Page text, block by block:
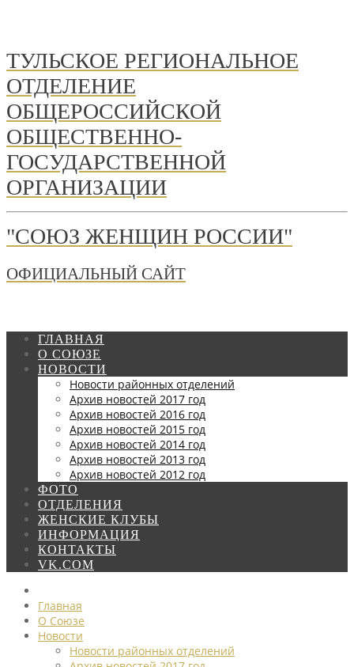
ТУЛЬСКОЕ РЕГИОНАЛЬНОЕ
ОТДЕЛЕНИЕ
ОБЩЕРОССИЙСКОЙ
ОБЩЕСТВЕННО-
ГОСУДАРСТВЕННОЙ
ОРГАНИЗАЦИИ
"СОЮЗ ЖЕНЩИН РОССИИ"
ОФИЦИАЛЬНЫЙ САЙТ
ГЛАВНАЯ
О СОЮЗЕ
НОВОСТИ
Новости районных отделений
Архив новостей 2017 год
Архив новостей 2016 год
Архив новостей 2015 год
Архив новостей 2014 год
Архив новостей 2013 год
Архив новостей 2012 год
ФОТО
ОТДЕЛЕНИЯ
ЖЕНСКИЕ КЛУБЫ
ИНФОРМАЦИЯ
КОНТАКТЫ
VK.COM
Главная
О Союзе
Новости
Новости районных отделений